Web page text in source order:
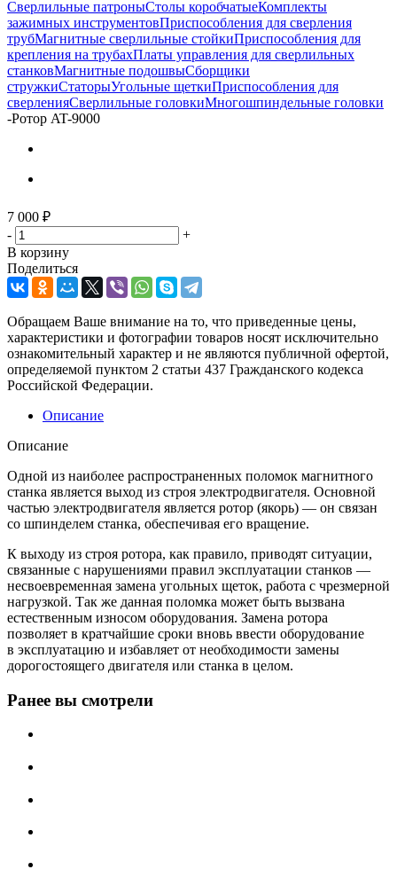
Сверлильные патроныСтолы коробчатыеКомплекты
зажимных инструментовПриспособления для сверления
трубМагнитные сверлильные стойкиПриспособления для
крепления на трубахПлаты управления для сверлильных
станковМагнитные подошвыСборщики
стружкиСтаторыУгольные щеткиПриспособления для
сверленияСверлильные головкиМногошпиндельные головки
-Ротор AT-9000
7 000 ₽
-
+
В корзину
Поделиться
Обращаем Ваше внимание на то, что приведенные цены,
характеристики и фотографии товаров носят исключительно
ознакомительный характер и не являются публичной офертой,
определяемой пунктом 2 статьи 437 Гражданского кодекса
Российской Федерации.
Описание
Описание
Одной из наиболее распространенных поломок магнитного
станка является выход из строя электродвигателя. Основной
частью электродвигателя является ротор (якорь) — он связан
со шпинделем станка, обеспечивая его вращение.
К выходу из строя ротора, как правило, приводят ситуации,
связанные с нарушениями правил эксплуатации станков —
несвоевременная замена угольных щеток, работа с чрезмерной
нагрузкой. Так же данная поломка может быть вызвана
естественным износом оборудования. Замена ротора
позволяет в кратчайшие сроки вновь ввести оборудование
в эксплуатацию и избавляет от необходимости замены
дорогостоящего двигателя или станка в целом.
Ранее вы смотрели